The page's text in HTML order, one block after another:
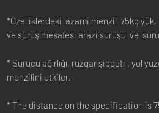
*Özelliklerdeki azami menzil 75kg yük,
ve sürüş mesafesi arazi sürüşü ve
* Sürücü ağırlığı, rüzgar şiddeti , yol
menzilini etkiler.
* The distance on the specification is